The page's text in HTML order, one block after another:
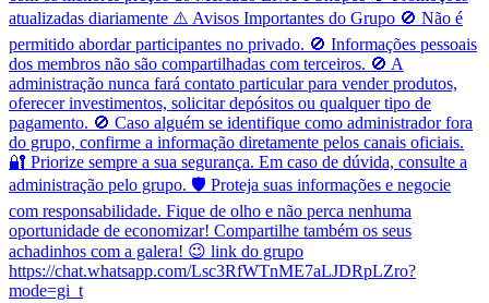
atualizadas diariamente ⚠️ Avisos Importantes do Grupo 🚫 Não é
permitido abordar participantes no privado. 🚫 Informações pessoais
dos membros não são compartilhadas com terceiros. 🚫 A
administração nunca fará contato particular para vender produtos,
oferecer investimentos, solicitar depósitos ou qualquer tipo de
pagamento. 🚫 Caso alguém se identifique como administrador fora
do grupo, confirme a informação diretamente pelos canais oficiais.
🔐 Priorize sempre a sua segurança. Em caso de dúvida, consulte a
administração pelo grupo. 🛡️ Proteja suas informações e negocie
com responsabilidade. Fique de olho e não perca nenhuma
oportunidade de economizar! Compartilhe também os seus
achadinhos com a galera! 😉 link do grupo
https://chat.whatsapp.com/Lsc3RfWTnME7aLJDRpLZro?
mode=gi_t